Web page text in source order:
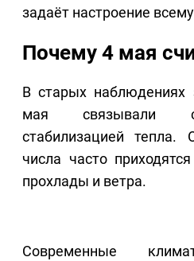
задаёт настроение
Почему 4 мая
В старых наблюдениях
мая связывали с
стабилизацией
числа часто
прохлады и ветра.
Современные